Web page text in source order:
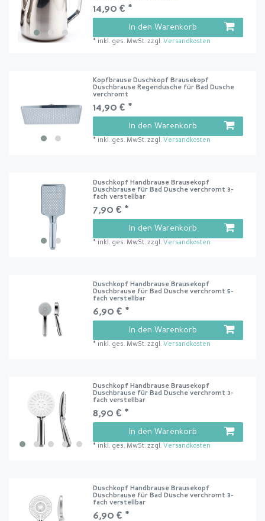
14,90 € *
In den Warenkorb
* inkl. ges. MwSt. zzgl. Versandkosten
Kopfbrause Duschkopf Brausekopf
Duschbrause Regendusche für Bad Dusche
verchromt
14,90 € *
In den Warenkorb
* inkl. ges. MwSt. zzgl. Versandkosten
Duschkopf Handbrause Brausekopf
Duschbrause für Bad Dusche verchromt 3-
fach verstellbar
7,90 € *
In den Warenkorb
* inkl. ges. MwSt. zzgl. Versandkosten
Duschkopf Handbrause Brausekopf
Duschbrause für Bad Dusche verchromt 5-
fach verstellbar
6,90 € *
In den Warenkorb
* inkl. ges. MwSt. zzgl. Versandkosten
Duschkopf Handbrause Brausekopf
Duschbrause für Bad Dusche verchromt 3-
fach verstellbar
8,90 € *
In den Warenkorb
* inkl. ges. MwSt. zzgl. Versandkosten
Duschkopf Handbrause Brausekopf
Duschbrause für Bad Dusche verchromt 3-
fach verstellbar
6,90 € *